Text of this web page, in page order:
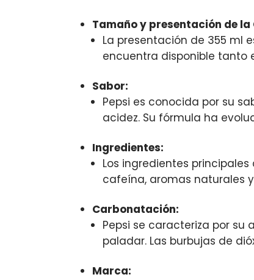
Tamaño y presentación de la
La presentación de 355 ml
encuentra disponible tanto
Sabor:
Pepsi es conocida por su
acidez. Su fórmula ha
Ingredientes:
Los ingredientes
cafeína, aromas naturales
Carbonatación:
Pepsi se caracteriza por
paladar. Las burbujas de
Marca: